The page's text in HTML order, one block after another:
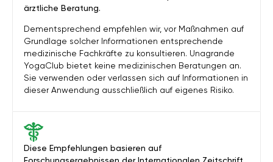
Diese Empfehlungen basieren auf
ärztliche Beratung.
Dementsprechend empfehlen wir, vor Maßnahmen auf
Grundlage solcher Informationen entsprechende
medizinische Fachkräfte zu konsultieren. Unagrande
YogaClub bietet keine medizinischen Beratungen an.
Sie verwenden oder verlassen sich auf Informationen in
dieser Anwendung ausschließlich auf eigenes Risiko.